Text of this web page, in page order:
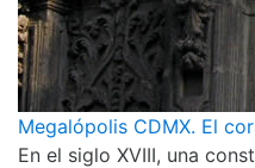
Megalópolis CDMX. El
En el siglo XVIII, una